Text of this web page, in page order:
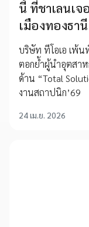
นี้ ที่ชาเลนเ
เมืองทองธานี
บริษัท ทีโอเอ เพ้น
ตอกย้ำผู้นำอุตสา
ด้าน “Total
งานสถาปนิก’69
24 เม.ย. 2026